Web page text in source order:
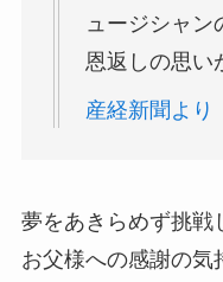
ュージシャ
恩返しの思い
産経新聞より
夢をあきらめず挑戦
お父様への感謝の気